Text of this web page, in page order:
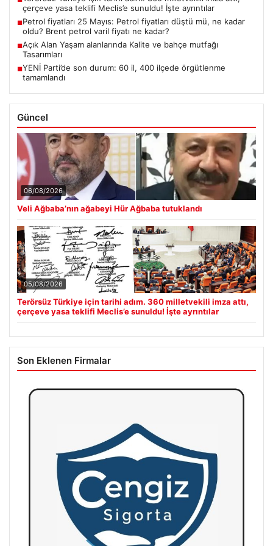
çerçeve yasa teklifi Meclis’e sunuldu! İşte ayrıntılar
■Petrol fiyatları 25 Mayıs: Petrol fiyatları düştü mü, ne kadar
oldu? Brent petrol varil fiyatı ne kadar?
■Açık Alan Yaşam alanlarında Kalite ve bahçe mutfağı
Tasarımları
■YENİ Parti’de son durum: 60 il, 400 ilçede örgütlenme
tamamlandı
Güncel
06/08/2026
Veli Ağbaba’nın ağabeyi Hür Ağbaba tutuklandı
05/08/2026
Terörsüz Türkiye için tarihi adım. 360 milletvekili imza attı,
çerçeve yasa teklifi Meclis’e sunuldu! İşte ayrıntılar
Son Eklenen Firmalar